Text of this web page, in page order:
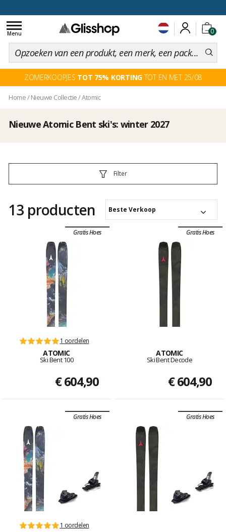
0
Toggle
navigation
Menu
ZOMERKOOPJES TOT 75% KORTINGTOT EN MET 25/08
Home/ Nieuwe Collectie/Atomic
Nieuwe Atomic Bent ski's: winter 2027
Filter
13 producten Beste Verkoop
Gratis Hoes
1 oordelen
ATOMIC
Ski Bent 100
€ 604,90
Gratis Hoes
ATOMIC
Ski Bent Decode
€ 604,90
Gratis Hoes
1 oordelen
Gratis Hoes